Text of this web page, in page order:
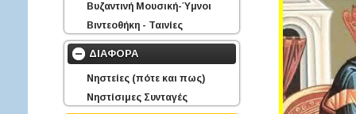
Βυζαντινή Μουσική-Ύμνοι
Βιντεοθήκη - Ταινίες
ΔΙΑΦΟΡΑ
Νηστείες (πότε και πως)
Νηστίσιμες Συνταγές